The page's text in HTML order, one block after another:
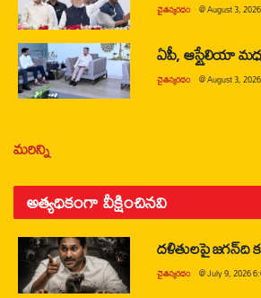
చైతన్యరధం @August 3, 2026
ఏపీ, ఆస్ట్రేలియా
చైతన్యరధం @August 3, 2026
మరిన్ని
అత్యధికంగా వీక్షించినవి
దళితులపై జగన్‌ది
చైతన్యరధం @July 9, 2026